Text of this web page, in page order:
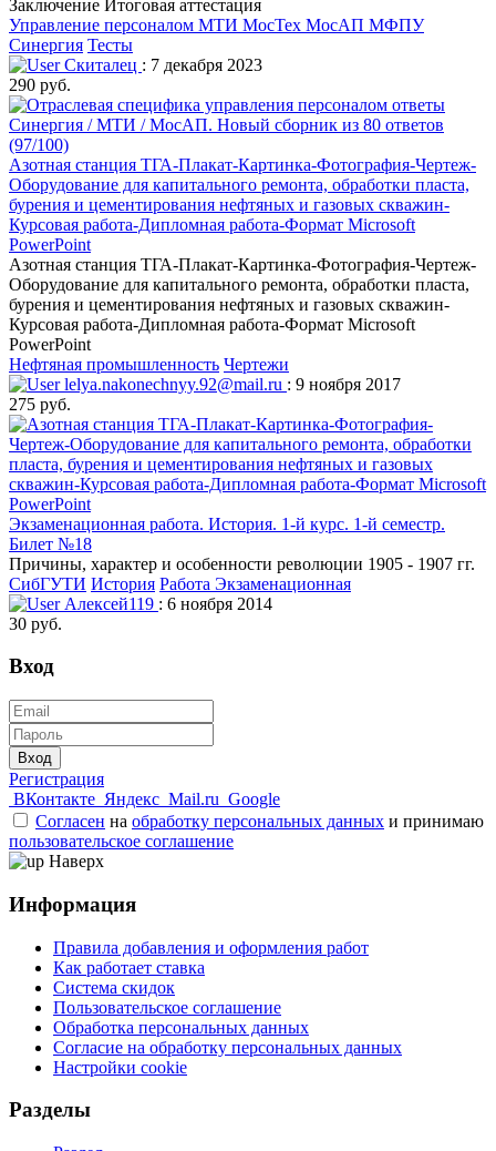
Заключение Итоговая аттестация
Управление персоналом МТИ МосТех МосАП МФПУ
Синергия Тесты
Скиталец : 7 декабря 2023
290 руб.
Азотная станция ТГА-Плакат-Картинка-Фотография-Чертеж-
Оборудование для капитального ремонта, обработки пласта,
бурения и цементирования нефтяных и газовых скважин-
Курсовая работа-Дипломная работа-Формат Microsoft
PowerPoint
Азотная станция ТГА-Плакат-Картинка-Фотография-Чертеж-
Оборудование для капитального ремонта, обработки пласта,
бурения и цементирования нефтяных и газовых скважин-
Курсовая работа-Дипломная работа-Формат Microsoft
PowerPoint
Нефтяная промышленность Чертежи
lelya.nakonechnyy.92@mail.ru : 9 ноября 2017
275 руб.
Экзаменационная работа. История. 1-й курс. 1-й семестр.
Билет №18
Причины, характер и особенности революции 1905 - 1907 гг.
СибГУТИ История Работа Экзаменационная
Алексей119 : 6 ноября 2014
30 руб.
Вход
Вход
Регистрация
ВКонтакте Яндекс Mail.ru Google
Согласен на обработку персональных данных и принимаю
пользовательское соглашение
Наверх
Информация
Правила добавления и оформления работ
Как работает ставка
Система скидок
Пользовательское соглашение
Обработка персональных данных
Согласие на обработку персональных данных
Настройки cookie
Разделы